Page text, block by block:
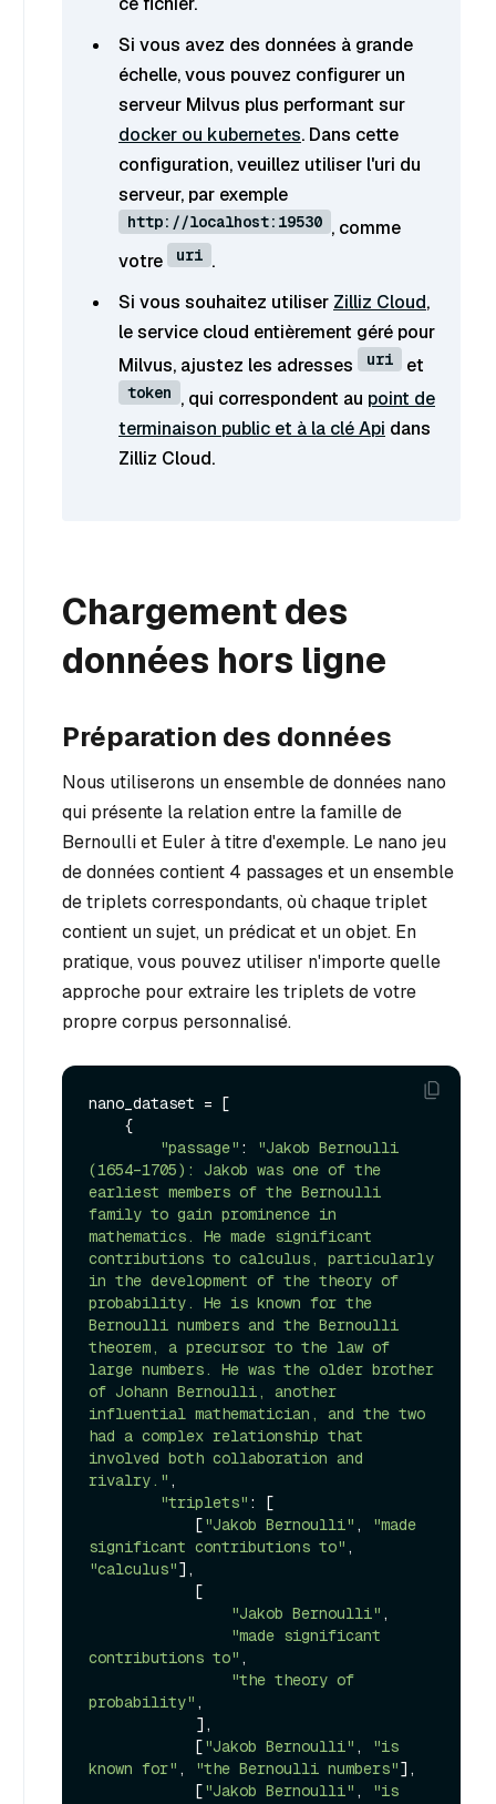
Si vous avez des données à grande
échelle, vous pouvez configurer un
serveur Milvus plus performant sur
docker ou kubernetes. Dans cette
configuration, veuillez utiliser l'uri du
serveur, par exemple
http://localhost:19530 , comme
votre
uri .
Si vous souhaitez utiliser Zilliz Cloud,
le service cloud entièrement géré pour
Milvus, ajustez les adresses
uri et
token , qui correspondent au point de
terminaison public et à la clé Api dans
Zilliz Cloud.
Chargement des
données hors ligne
Préparation des données
Nous utiliserons un ensemble de données nano
qui présente la relation entre la famille de
Bernoulli et Euler à titre d'exemple. Le nano jeu
de données contient 4 passages et un ensemble
de triplets correspondants, où chaque triplet
contient un sujet, un prédicat et un objet. En
pratique, vous pouvez utiliser n'importe quelle
approche pour extraire les triplets de votre
propre corpus personnalisé.
nano_dataset = [
"passage" :
"Jakob Bernoulli
(1654–1705): Jakob was one of the
earliest members of the Bernoulli
family to gain prominence in
mathematics. He made significant
contributions to calculus, particularly
in the development of the theory of
probability. He is known for the
Bernoulli numbers and the Bernoulli
theorem, a precursor to the law of
large numbers. He was the older brother
of Johann Bernoulli, another
influential mathematician, and the two
had a complex relationship that
involved both collaboration and
rivalry." ,
"triplets" : [
            [
"Jakob Bernoulli" ,
"made
significant contributions to"
"calculus"],
"Jakob Bernoulli" ,
"made significant
contributions to" ,
"the theory of
probability" ,
            [
"Jakob Bernoulli" ,
"is
known for" , "the Bernoulli numbers"],
            [
"Jakob Bernoulli" ,
"is